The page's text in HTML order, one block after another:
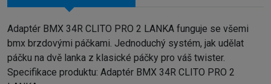
Adaptér BMX 34R CLITO PRO 2 LANKA funguje se všemi
bmx brzdovými páčkami. Jednoduchý systém, jak udělat
páčku na dvě lanka z klasické páčky pro váš twister.
Specifikace produktu: Adaptér BMX 34R CLITO PRO 2